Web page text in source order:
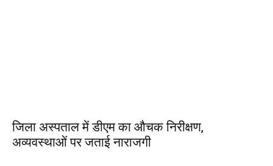
जिला अस्पताल में डीएम का औचक निरीक्षण,
अव्यवस्थाओं पर जताई नाराजगी